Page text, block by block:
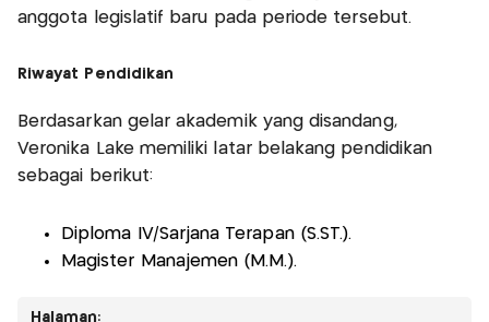
anggota legislatif baru pada periode tersebut.
Riwayat Pendidikan
Berdasarkan gelar akademik yang disandang,
Veronika Lake memiliki latar belakang pendidikan
sebagai berikut:
Diploma IV/Sarjana Terapan (S.ST.).
Magister Manajemen (M.M.).
Halaman: